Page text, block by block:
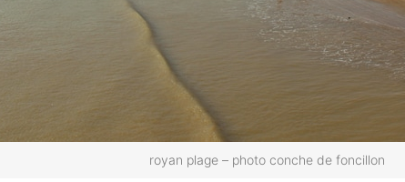
royan plage – photo conche de foncillon